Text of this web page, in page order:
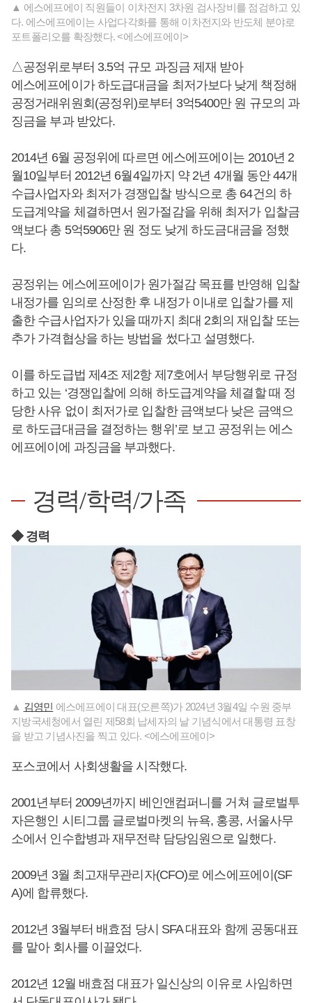
▲ 에스에프에이 직원들이 이차전지 3차원 검사장비를 점검하고 있
다. 에스에프에이는 사업다각화를 통해 이차전지와 반도체 분야로
포트폴리오를 확장했다. <에스에프에이>
△공정위로부터 3.5억 규모 과징금 제재 받아
에스에프에이가 하도급대금을 최저가보다 낮게 책정해
공정거래위원회(공정위)로부터 3억5400만 원 규모의 과
징금을 부과 받았다.
2014년 6월 공정위에 따르면 에스에프에이는 2010년 2
월10일부터 2012년 6월4일까지 약 2년 4개월 동안 44개
수급사업자와 최저가 경쟁입찰 방식으로 총 64건의 하
도급계약을 체결하면서 원가절감을 위해 최저가 입찰금
액보다 총 5억5906만 원 정도 낮게 하도금대금을 정했
다.
공정위는 에스에프에이가 원가절감 목표를 반영해 입찰
내정가를 임의로 산정한 후 내정가 이내로 입찰가를 제
출한 수급사업자가 있을 때까지 최대 2회의 재입찰 또는
추가 가격협상을 하는 방법을 썼다고 설명했다.
이를 하도급법 제4조 제2항 제7호에서 부당행위로 규정
하고 있는 ‘경쟁입찰에 의해 하도급계약을 체결할 때 정
당한 사유 없이 최저가로 입찰한 금액보다 낮은 금액으
로 하도급대금을 결정하는 행위’로 보고 공정위는 에스
에프에이에 과징금을 부과했다.
경력/학력/가족
◆ 경력
▲ 김영민 에스에프에이 대표(오른쪽)가 2024년 3월4일 수원 중부
지방국세청에서 열린 제58회 납세자의 날 기념식에서 대통령 표창
을 받고 기념사진을 찍고 있다. <에스에프에이>
포스코에서 사회생활을 시작했다.
2001년부터 2009년까지 베인앤컴퍼니를 거쳐 글로벌투
자은행인 시티그룹 글로벌마켓의 뉴욕, 홍콩, 서울사무
소에서 인수합병과 재무전략 담당임원으로 일했다.
2009년 3월 최고재무관리자(CFO)로 에스에프에이(SF
A)에 합류했다.
2012년 3월부터 배효점 당시 SFA 대표와 함께 공동대표
를 맡아 회사를 이끌었다.
2012년 12월 배효점 대표가 일신상의 이유로 사임하면